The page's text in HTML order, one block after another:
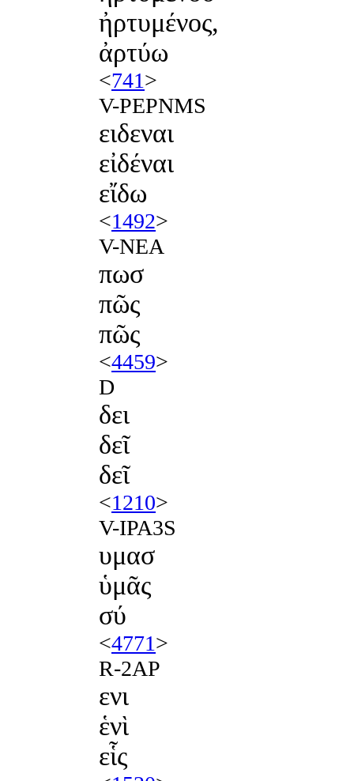
ἠρτυμένος,
ἀρτύω
<741>
V-PEPNMS
ειδεναι
εἰδέναι
εἴδω
<1492>
V-NEA
πωσ
πῶς
πῶς
<4459>
D
δει
δεῖ
δεῖ
<1210>
V-IPA3S
υμασ
ὑμᾶς
σύ
<4771>
R-2AP
ενι
ἑνὶ
εἷς